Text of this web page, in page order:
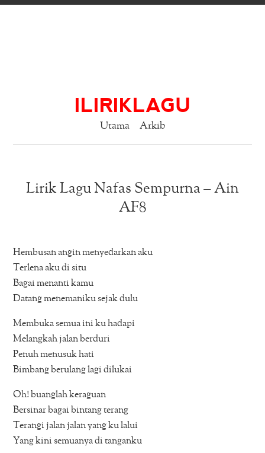
ILIRIKLAGU
Utama Arkib
Lirik Lagu Nafas Sempurna – Ain
AF8
Hembusan angin menyedarkan aku
Terlena aku di situ
Bagai menanti kamu
Datang menemaniku sejak dulu
Membuka semua ini ku hadapi
Melangkah jalan berduri
Penuh menusuk hati
Bimbang berulang lagi dilukai
Oh! buanglah keraguan
Bersinar bagai bintang terang
Terangi jalan jalan yang ku lalui
Yang kini semuanya di tanganku